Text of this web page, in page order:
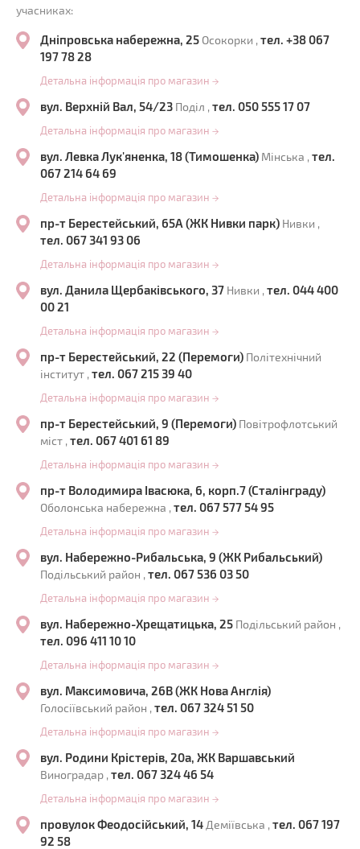
учасниках:
Дніпровська набережна, 25 Осокорки , тел. +38 067
197 78 28
Детальна інформація про магазин →
вул. Верхній Вал, 54/23 Поділ , тел. 050 555 17 07
Детальна інформація про магазин →
вул. Левка Лук'яненка, 18 (Тимошенка) Мінська , тел.
067 214 64 69
Детальна інформація про магазин →
пр-т Берестейський, 65А (ЖК Нивки парк) Нивки ,
тел. 067 341 93 06
Детальна інформація про магазин →
вул. Данила Щербаківського, 37 Нивки , тел. 044 400
00 21
Детальна інформація про магазин →
пр-т Берестейський, 22 (Перемоги) Політехнічний
інститут , тел. 067 215 39 40
Детальна інформація про магазин →
пр-т Берестейський, 9 (Перемоги) Повітрофлотський
міст , тел. 067 401 61 89
Детальна інформація про магазин →
пр-т Володимира Івасюка, 6, корп.7 (Сталінграду)
Оболонська набережна , тел. 067 577 54 95
Детальна інформація про магазин →
вул. Набережно-Рибальська, 9 (ЖК Рибальський)
Подільський район , тел. 067 536 03 50
Детальна інформація про магазин →
вул. Набережно-Хрещатицька, 25 Подільський район ,
тел. 096 411 10 10
Детальна інформація про магазин →
вул. Максимовича, 26В (ЖК Нова Англія)
Голосіївський район , тел. 067 324 51 50
Детальна інформація про магазин →
вул. Родини Крістерів, 20а, ЖК Варшавський
Виноградар , тел. 067 324 46 54
Детальна інформація про магазин →
провулок Феодосійський, 14 Деміївська , тел. 067 197
92 58